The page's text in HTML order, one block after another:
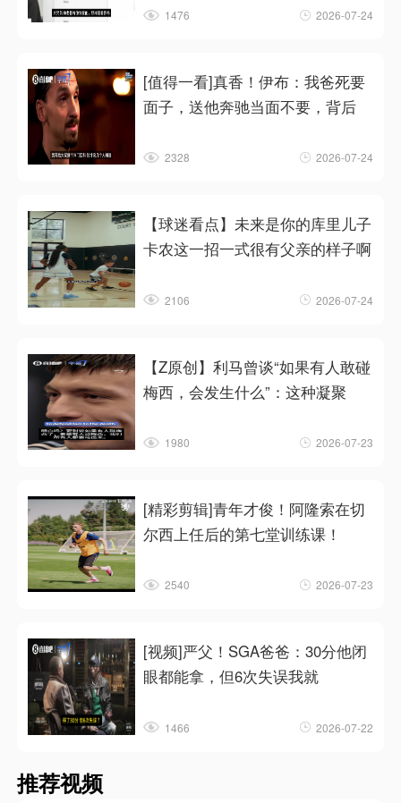
1476 2026-07-24
[值得一看]真香！伊布：我爸死要
面子，送他奔驰当面不要，背后
2328 2026-07-24
【球迷看点】未来是你的库里儿子
卡农这一招一式很有父亲的样子啊
2106 2026-07-24
【Z原创】利马曾谈“如果有人敢碰
梅西，会发生什么”：这种凝聚
1980 2026-07-23
[精彩剪辑]青年才俊！阿隆索在切
尔西上任后的第七堂训练课！
2540 2026-07-23
[视频]严父！SGA爸爸：30分他闭
眼都能拿，但6次失误我就
1466 2026-07-22
推荐视频